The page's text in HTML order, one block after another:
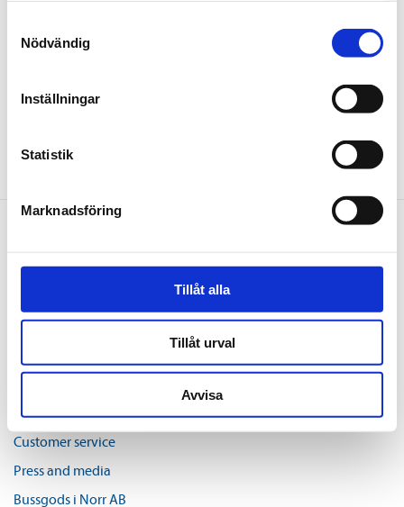
Nödvändig
Inställningar
Statistik
Marknadsföring
Tillåt alla
Tillåt urval
Avvisa
This is an ongoing accessibility statement for our
website, My Pages and the Tabussen.nu and Ultra-
Umeås lokaltrafik apps.
Mobile app and extended ticketing collaboration
Customer service
Press and media
Bussgods i Norr AB